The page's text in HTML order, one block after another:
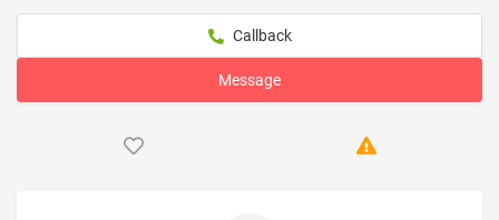
Callback
Message